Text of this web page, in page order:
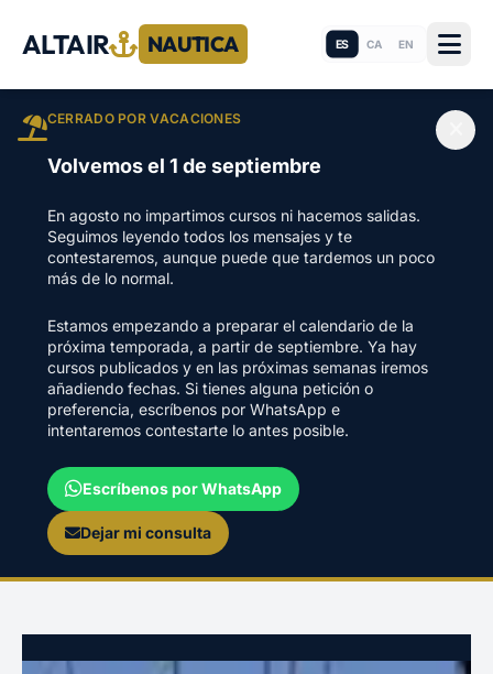
ALTAIR NAUTICA ES CA EN
CERRADO POR VACACIONES
Volvemos el 1 de septiembre
En agosto no impartimos cursos ni hacemos salidas.
Seguimos leyendo todos los mensajes y te
contestaremos, aunque puede que tardemos un poco
más de lo normal.
Estamos empezando a preparar el calendario de la
próxima temporada, a partir de septiembre. Ya hay
cursos publicados y en las próximas semanas iremos
añadiendo fechas. Si tienes alguna petición o
preferencia, escríbenos por WhatsApp e
intentaremos contestarte lo antes posible.
Escríbenos por WhatsApp
Dejar mi consulta